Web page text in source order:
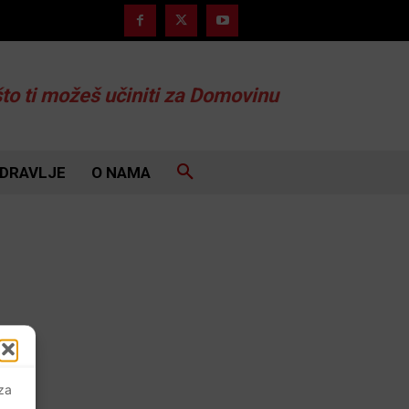
ti možeš učiniti za Domovinu
O NAMA